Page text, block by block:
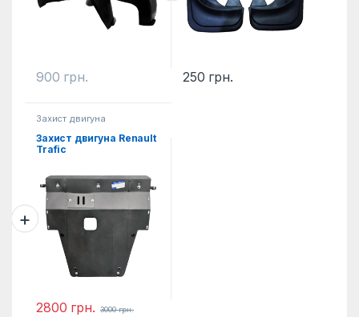
900 грн. 250 грн.
Захист двигуна
Захист двигуна Renault
Trafic
2800 грн. 3000грн.